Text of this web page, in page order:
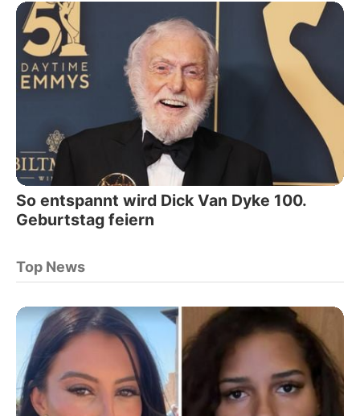
So entspannt wird Dick Van Dyke 100.
Geburtstag feiern
Top News